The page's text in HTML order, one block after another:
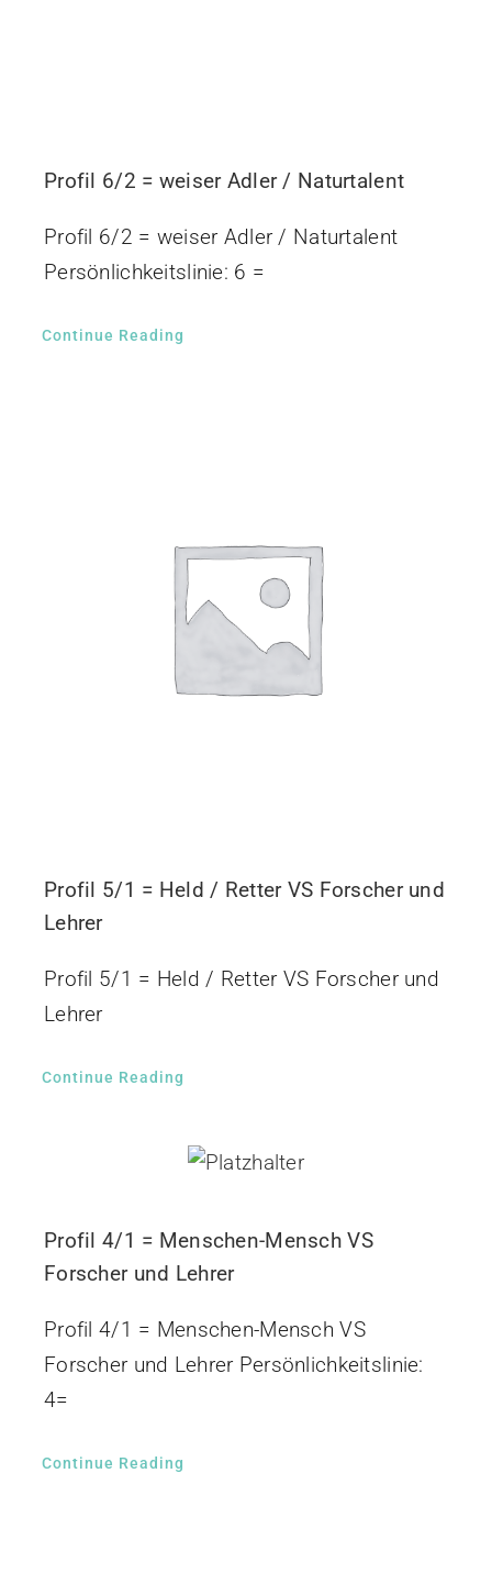
Profil 6/2 = weiser Adler / Naturtalent
Profil 6/2 = weiser Adler / Naturtalent
Persönlichkeitslinie: 6 =
Continue Reading
Profil 5/1 = Held / Retter VS Forscher und
Lehrer
Profil 5/1 = Held / Retter VS Forscher und
Lehrer
Continue Reading
Profil 4/1 = Menschen-Mensch VS
Forscher und Lehrer
Profil 4/1 = Menschen-Mensch VS
Forscher und Lehrer Persönlichkeitslinie:
4=
Continue Reading